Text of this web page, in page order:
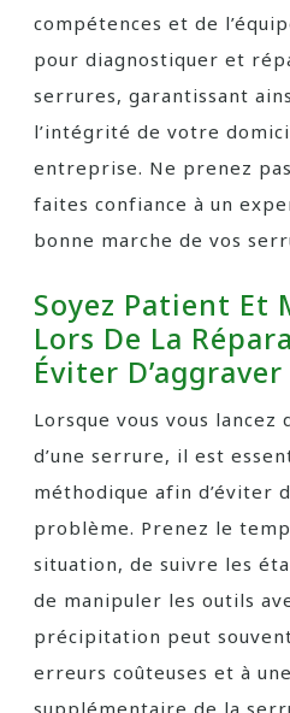
compétences et de
pour diagnostiquer et
serrures, garantissant
l’intégrité de votre
entreprise. Ne prenez
faites confiance à un
bonne marche de vos
Soyez Patient Et
Lors De La
Éviter
Lorsque vous vous lancez
d’une serrure, il est
méthodique afin d’éviter
problème. Prenez le
situation, de suivre les
de manipuler les outils
précipitation peut
erreurs coûteuses et à
supplémentaire de la